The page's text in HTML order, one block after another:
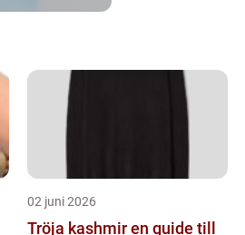
02 juni 2026
Tröja kashmir en guide till